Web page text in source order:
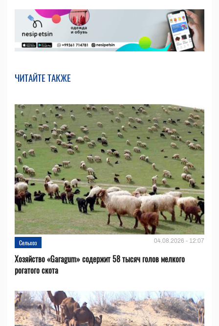
ЧИТАЙТЕ ТАКЖЕ
Сельхоз 04.08.2026 - 12:07
Хозяйство «Garagum» содержит 58 тысяч голов мелкого
рогатого скота